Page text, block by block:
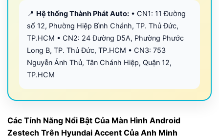
📍 Hệ thống Thành Phát Auto: • CN1: 11 Đường
số 12, Phường Hiệp Bình Chánh, TP. Thủ Đức,
TP.HCM • CN2: 24 Đường D5A, Phường Phước
Long B, TP. Thủ Đức, TP.HCM • CN3: 753
Nguyễn Ảnh Thủ, Tân Chánh Hiệp, Quận 12,
TP.HCM
Các Tính Năng Nổi Bật Của Màn Hình Android
Zestech Trên Hyundai Accent Của Anh Minh